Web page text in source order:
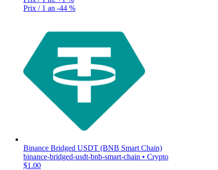
Prix / 1 an -44 %
Binance Bridged USDT (BNB Smart Chain)
binance-bridged-usdt-bnb-smart-chain • Crypto
$1.00